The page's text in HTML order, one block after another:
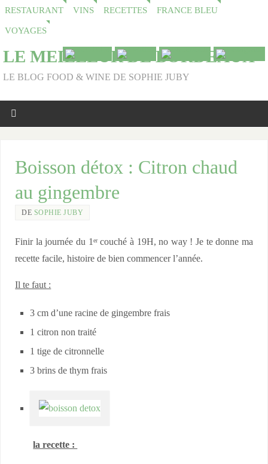
RESTAURANT VINS RECETTES FRANCE BLEU
VOYAGES
LE MEILLEUR DE BORDEAUX
LE BLOG FOOD & WINE DE SOPHIE JUBY
Boisson détox : Citron chaud
au gingembre
DE SOPHIE JUBY
Finir la journée du 1ercouché à 19H, no way ! Je te donne ma
recette facile, histoire de bien commencer l’année.
Il te faut :
3 cm d’une racine de gingembre frais
1 citron non traité
1 tige de citronnelle
3 brins de thym frais
la recette :